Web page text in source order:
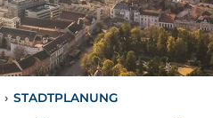
› STADTPLANUNG